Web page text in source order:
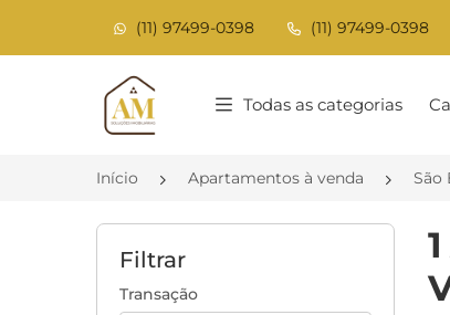
(11) 97499-0398 (11) 97499-0398
Página inicial
Todas as categorias
Início Apartamentos à venda São
Filtrar
Transação